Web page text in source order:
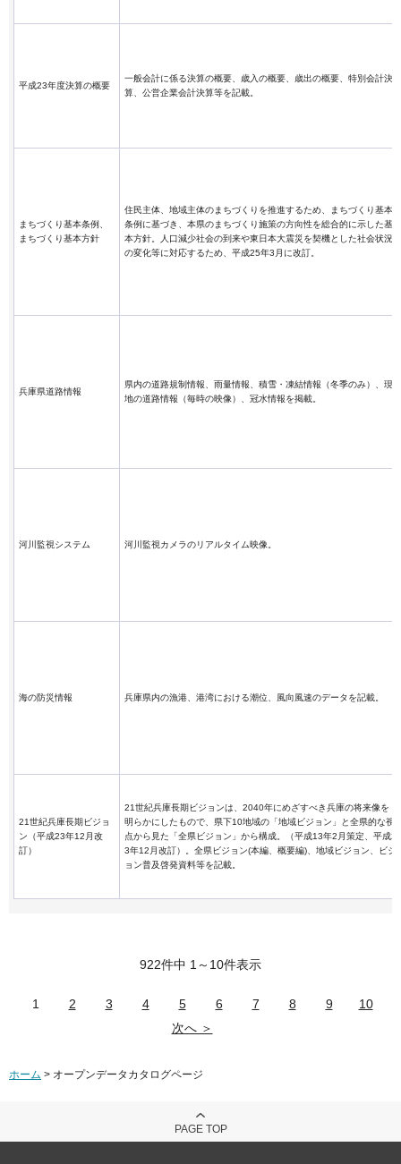
平成23年度決算の概要
一般会計に係る決算の概要、歳入の概要、歳出の概要、特別会計決
算、公営企業会計決算等を記載。
まちづくり基本条例、
まちづくり基本方針
住民主体、地域主体のまちづくりを推進するため、まちづくり基本
条例に基づき、本県のまちづくり施策の方向性を総合的に示した基
本方針。人口減少社会の到来や東日本大震災を契機とした社会状況
の変化等に対応するため、平成25年3月に改訂。
兵庫県道路情報
県内の道路規制情報、雨量情報、積雪・凍結情報（冬季のみ）、現
地の道路情報（毎時の映像）、冠水情報を掲載。
河川監視システム 河川監視カメラのリアルタイム映像。
海の防災情報 兵庫県内の漁港、港湾における潮位、風向風速のデータを記載。
21世紀兵庫長期ビジョ
ン（平成23年12月改
訂）
21世紀兵庫長期ビジョンは、2040年にめざすべき兵庫の将来像を
明らかにしたもので、県下10地域の「地域ビジョン」と全県的な視
点から見た「全県ビジョン」から構成。（平成13年2月策定、平成2
3年12月改訂）。全県ビジョン(本編、概要編)、地域ビジョン、ビジ
ョン普及啓発資料等を記載。
922件中 1～10件表示
1 2 3 4 5 6 7 8 9
10
次へ ＞
ホーム > オープンデータカタログページ
PAGE TOP